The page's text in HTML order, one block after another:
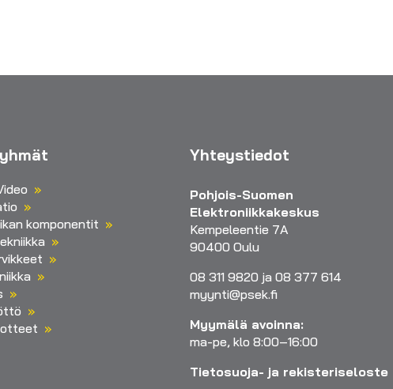
komponentit
Yhteystiedot
Pohjois-Suomen
Elektroniikkakeskus
Kempeleentie 7A
90400 Oulu
08 311 9820 ja 08 377 614
myynti@psek.fi
Myymälä avoinna:
ma-pe, klo 8:00–16:00
Tietosuoja- ja rekisteriseloste